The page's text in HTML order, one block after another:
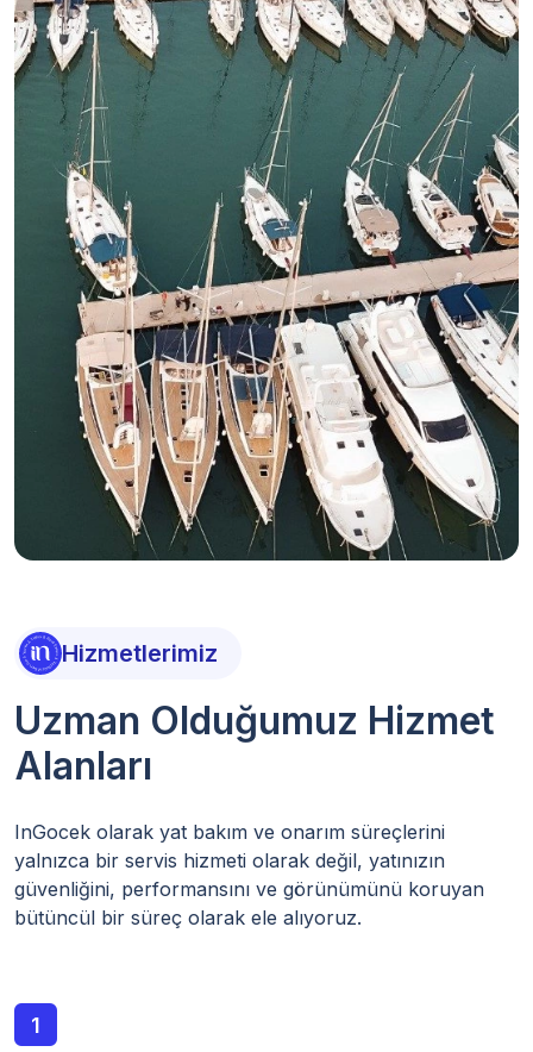
Hizmetlerimiz
Uzman Olduğumuz Hizmet
Alanları
InGocek olarak yat bakım ve onarım süreçlerini
yalnızca bir servis hizmeti olarak değil, yatınızın
güvenliğini, performansını ve görünümünü koruyan
bütüncül bir süreç olarak ele alıyoruz.
1